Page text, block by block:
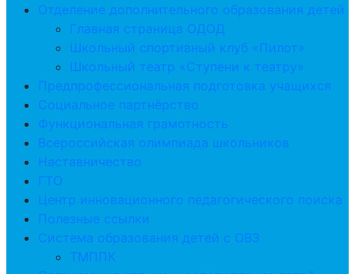
Отделение дополнительного образования детей
Главная страница ОДОД
Школьный спортивный клуб «Пилот»
Школьный театр «Ступени к театру»
Предпрофессиональная подготовка учащихся
Социальное партнёрство
Функциональная грамотность
Всероссийская олимпиада школьников
Наставничество
ГТО
Центр инновационного педагогического поиска
Полезные ссылки
Система образования детей с ОВЗ
ТМППК